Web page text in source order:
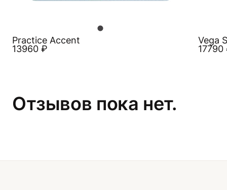
Practice Accent
13960 ₽
Vega
17790
Отзывов пока нет.